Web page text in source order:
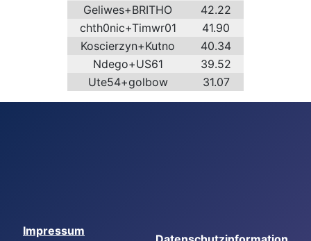
Geliwes+BRITHO
42.22
chth0nic+Timwr01
41.90
Koscierzyn+Kutno
40.34
Ndego+US61
39.52
Ute54+golbow
31.07
Impressum